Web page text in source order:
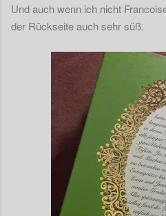
Und auch wenn ich nicht
der Rückseite auch sehr süß.